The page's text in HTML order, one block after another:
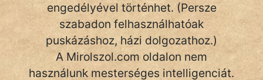
engedélyével történhet. (Persze
szabadon felhasználhatóak
puskázáshoz, házi dolgozathoz.)
A Mirolszol.com oldalon nem
használunk mesterséges intelligenciát.